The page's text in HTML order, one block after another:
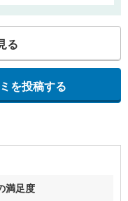
る
を投稿する
満足度